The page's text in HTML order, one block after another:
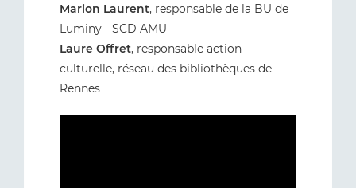
Marion Laurent, responsable de la BU de
Luminy - SCD AMU
Laure Offret, responsable action
culturelle, réseau des bibliothèques de
Rennes